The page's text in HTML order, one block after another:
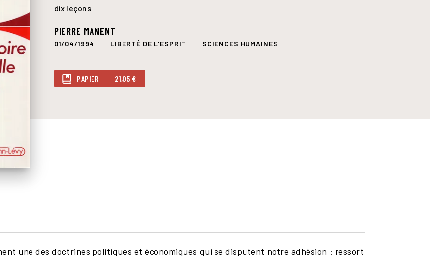
dix leçons
PIERRE MANENT
01/04/1994 LIBERTÉ DE L'ESPRIT SCIENCES HUMAINES
PAPIER 21,05 €
une des doctrines politiques et économiques qui se disputent notre adhésion : ressort